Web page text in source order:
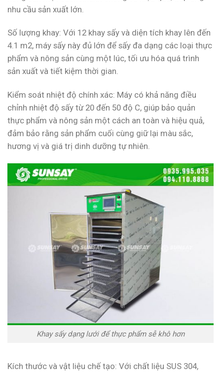
nhu cầu sản xuất lớn.
Số lượng khay: Với 12 khay sấy và diện tích khay lên đến
4.1 m2, máy sấy này đủ lớn để sấy đa dạng các loại thực
phẩm và nông sản cùng một lúc, tối ưu hóa quá trình
sản xuất và tiết kiệm thời gian.
Kiểm soát nhiệt độ chính xác: Máy có khả năng điều
chỉnh nhiệt độ sấy từ 20 đến 50 độ C, giúp bảo quản
thực phẩm và nông sản một cách an toàn và hiệu quả,
đảm bảo rằng sản phẩm cuối cùng giữ lại màu sắc,
hương vị và giá trị dinh dưỡng tự nhiên.
Khay sấy dạng lưới để thực phẩm sễ khô hơn
Kích thước và vật liệu chế tạo: Với chất liệu SUS 304,